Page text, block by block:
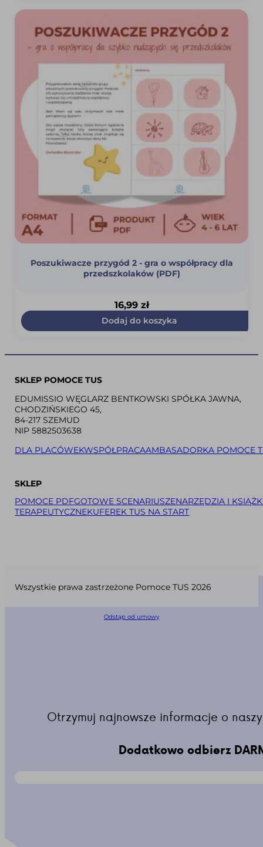
Poszukiwacze przygód 2 - gra o współpracy dla
przedszkolaków (PDF)
16,99 zł
Dodaj do koszyka
SKLEP POMOCE TUS
EDUMISSIO WĘGLARZ BENTKOWSKI SPÓŁKA JAWNA,
CHODZIŃSKIEGO 45,
84-217 SZEMUD
NIP 5882503638
DLA PLACÓWEKWSPÓŁPRACAAMBASADORKA POMOCE
SKLEP
POMOCE PDFGOTOWE SCENARIUSZENARZĘDZIA I
TERAPEUTYCZNEKUFEREK TUS NA START
Wszystkie prawa zastrzeżone Pomoce TUS 2026
Odstąp od umowy
Otrzymuj najnowsze informacje o
Dodatkowo odbierz